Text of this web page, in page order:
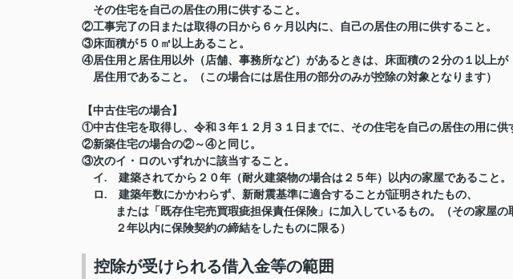
その住宅を自己の居住の用に供すること。
②工事完了の日または取得の日から６ヶ月以内に、自己の居住の用に供すること。
③床面積が５０㎡以上あること。
④居住用と居住用以外（店舗、事務所など）があるときは、床面積の２分の１以上が
居住用であること。（この場合には居住用の部分のみが控除の対象となります）
【中古住宅の場合】
①中古住宅を取得し、令和３年１２月３１日までに、その住宅を自己の居住の用に供
②新築住宅の場合の②～④と同じ。
③次のイ・ロのいずれかに該当すること。
イ. 建築されてから２０年（耐火建築物の場合は２５年）以内の家屋であること。
ロ. 建築年数にかかわらず、新耐震基準に適合することが証明されたもの、
または「既存住宅売買瑕疵担保責任保険」に加入しているもの。（その家屋の
２年以内に保険契約の締結をしたものに限る）
控除が受けられる借入金等の範囲